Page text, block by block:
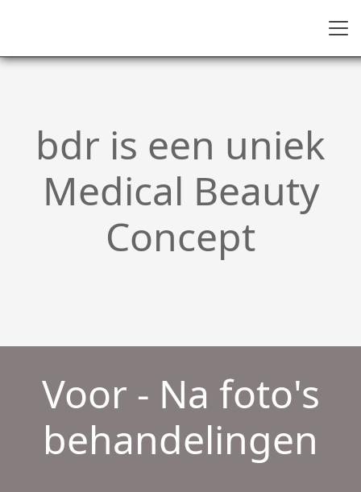
bdr is een uniek
Medical Beauty
Concept
Voor - Na foto's
behandelingen